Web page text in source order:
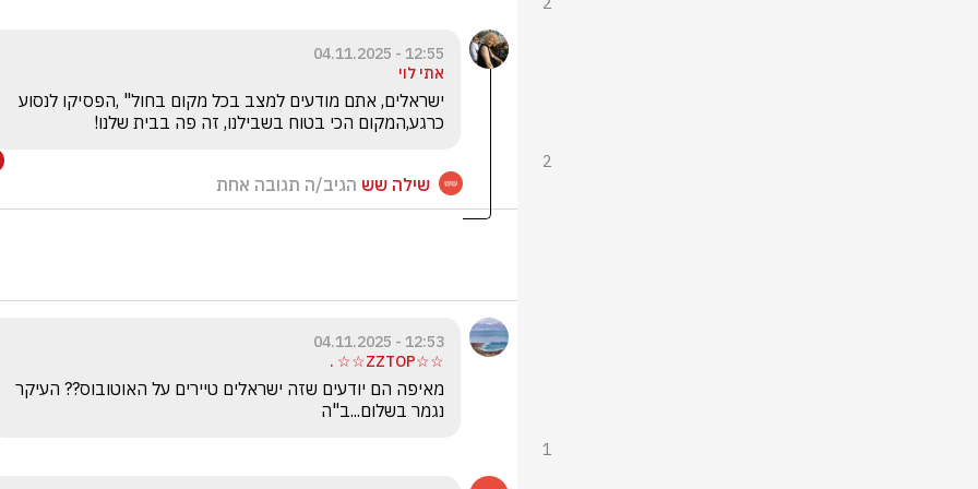
12:55 - 04.11.2025
אתי לוי
כרגע,המקום הכי בטוח בשבילנו, זה פה בבית שלנו!
2
שילה שש הגיב/ה תגובה אחת
12:53 - 04.11.2025
☆☆ZZTOP☆☆ .
נגמר בשלום...ב"ה
1